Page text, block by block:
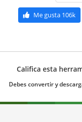
Me gusta106k
Califica esta
Debes convertir y